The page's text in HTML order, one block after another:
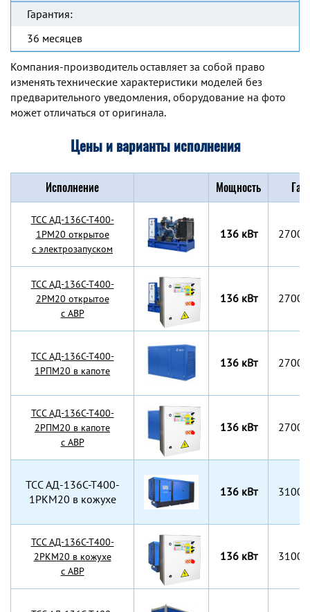
Гарантия:
36 месяцев
Компания-производитель оставляет за собой право
изменять технические характеристики моделей без
предварительного уведомления, оборудование на фото
может отличаться от оригинала.
Цены и варианты исполнения
Исполнение Мощность
TCC АД-136С-Т400-
1РМ20 открытое
с электрозапуском
136 кВт
TCC АД-136С-Т400-
2РМ20 открытое
с АВР
136 кВт
TCC АД-136С-Т400-
1РПМ20 в капоте
136 кВт
TCC АД-136С-Т400-
2РПМ20 в капоте
с АВР
136 кВт
TCC АД-136С-Т400-
1РКМ20 в кожухе
136 кВт
TCC АД-136С-Т400-
2РКМ20 в кожухе
с АВР
136 кВт